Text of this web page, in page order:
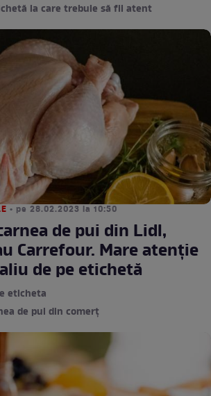
la care trebuie să fii atent
• pe 28.02.2023 la 10:50
de pui din Lidl,
Carrefour. Mare atenție
de pe etichetă
eticheta
de pui din comerț